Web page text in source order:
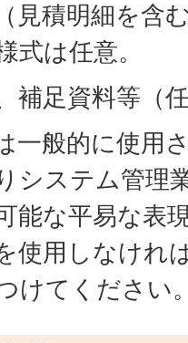
見積明細を含
式は任意。
補足資料等（
一般的に使用
システム管理
能な平易な表
使用しなけれ
けてください